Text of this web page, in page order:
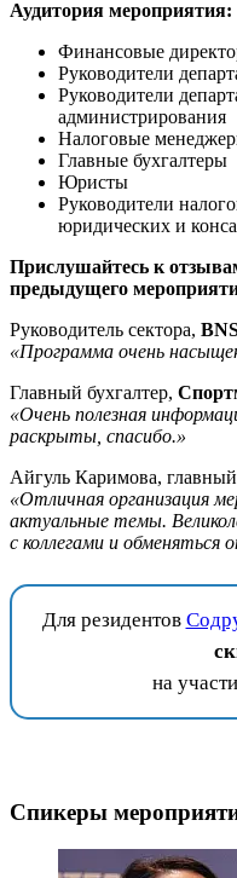
Аудитория мероприятия:
Финансовые
Руководители
Руководители
администрирования
Налоговые
Главные бухгалтеры
Юристы
Руководители
юридических и
Прислушайтесь к
предыдущего
Руководитель сектора,
«Программа очень
Главный бухгалтер,
«Очень полезная
раскрыты, спасибо.»
Айгуль Каримова, главный
«Отличная организация
актуальные темы.
с коллегами и обменяться
Для резидентов
на
Спикеры